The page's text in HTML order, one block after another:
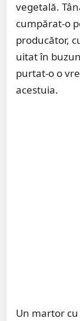
vegetală.
cumpărat-o
producător,
uitat în
purtat-o o
acestuia.
Un martor